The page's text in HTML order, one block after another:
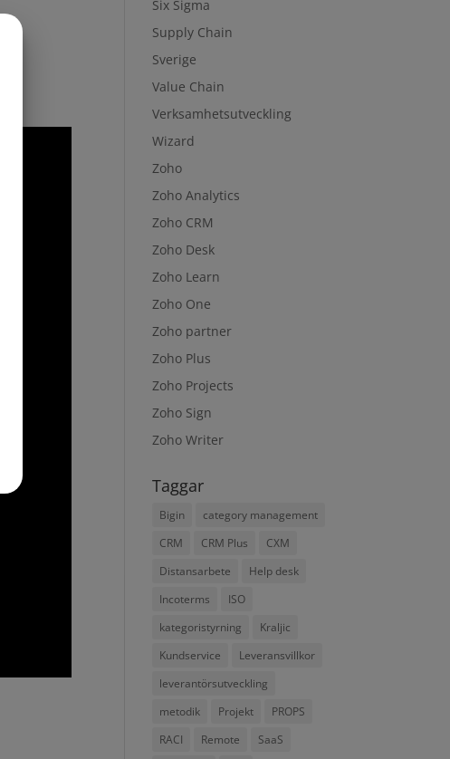
Six Sigma
Supply Chain
Sverige
Value Chain
Verksamhetsutveckling
Wizard
Zoho
Zoho Analytics
Zoho CRM
Zoho Desk
Zoho Learn
Zoho One
Zoho partner
Zoho Plus
Zoho Projects
Zoho Sign
Zoho Writer
Taggar
Bigin
category management
CRM
CRM Plus
CXM
Distansarbete
Help desk
Incoterms
ISO
kategoristyrning
Kraljic
Kundservice
Leveransvillkor
leverantörsutveckling
metodik
Projekt
PROPS
RACI
Remote
SaaS